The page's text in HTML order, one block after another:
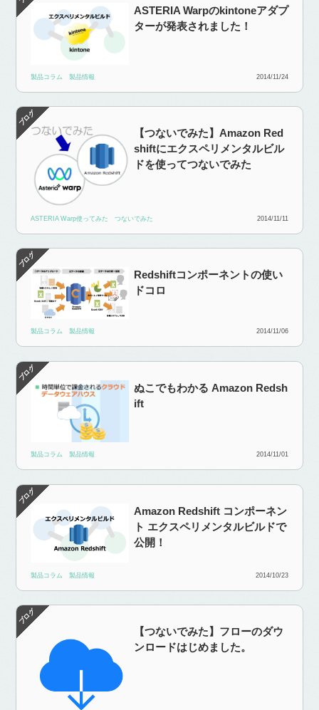
ASTERIA Warpのkintoneアダプ
ターが発表されました！
製品コラム 製品情報 2014/11/24
【つないでみた】Amazon Red
shiftにエクスペリメンタルビル
ドを使ってつないでみた
ASTERIA Warp使ってみた つないでみた 2014/11/11
Redshiftコンポーネントの使い
ドコロ
製品コラム 製品情報 2014/11/06
ぬこでもわかる Amazon Redsh
ift
製品コラム 製品情報 2014/11/01
Amazon Redshift コンポーネン
ト エクスペリメンタルビルドで
公開！
製品コラム 製品情報 2014/10/23
【つないでみた】フローのダウ
ンロードはじめました。